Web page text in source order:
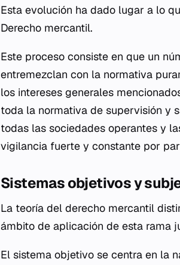
Esta evolución ha dado lugar a lo
Derecho mercantil.
Este proceso consiste en que un
entremezclan con la normativa
los intereses generales
toda la normativa de supervisión y
todas las sociedades operantes y
vigilancia fuerte y constante por
Sistemas objetivos y
La teoría del derecho mercantil
ámbito de aplicación de esta rama
El sistema objetivo se centra en la